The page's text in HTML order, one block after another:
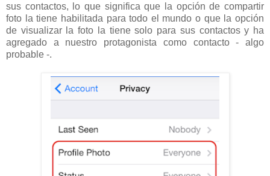
sus contactos, lo que significa que la opción de compartir
foto la tiene habilitada para todo el mundo o que la opción
de visualizar la foto la tiene solo para sus contactos y ha
agregado a nuestro protagonista como contacto - algo
probable -.